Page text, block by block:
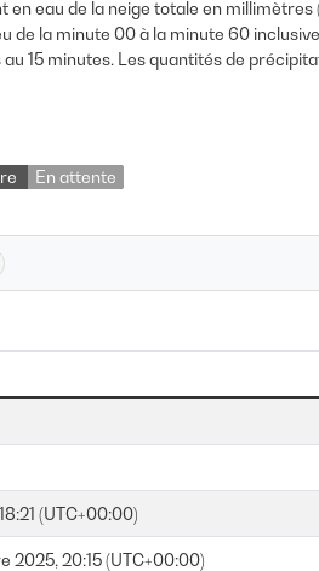
eau de la neige totale en
la minute 00 à la minute 60
15 minutes. Les quantités de
En attente
(UTC+00:00)
2025, 20:15 (UTC+00:00)